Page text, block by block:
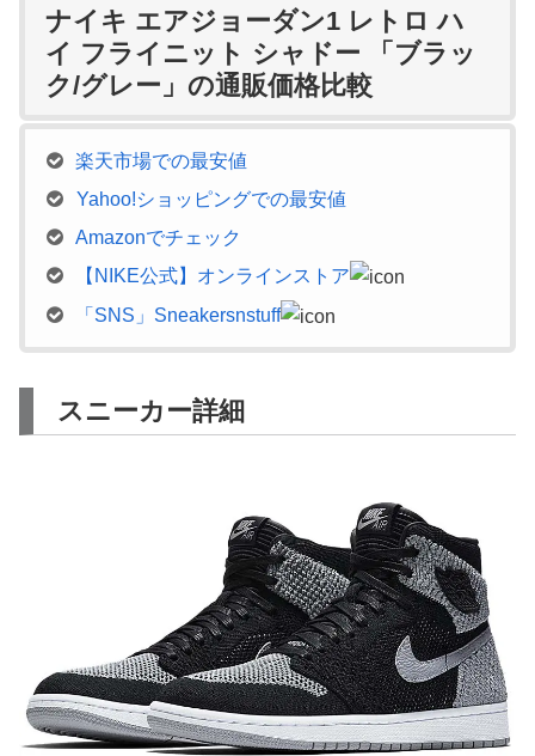
ナイキ エアジョーダン1 レトロ ハ
イ フライニット シャドー 「ブラッ
ク/グレー」の通販価格比較
楽天市場での最安値
Yahoo!ショッピングでの最安値
Amazonでチェック
【NIKE公式】オンラインストア
「SNS」Sneakersnstuff
スニーカー詳細